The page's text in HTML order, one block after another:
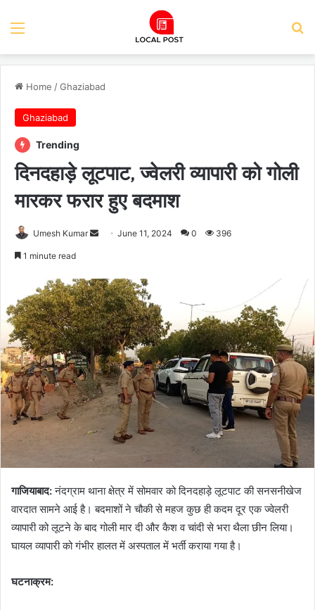
Menu
Home /Ghaziabad
Ghaziabad
Trending
दिनदहाड़े लूटपाट, ज्वेलरी व्यापारी को गोली
मारकर फरार हुए बदमाश
Umesh Kumar
SendJune 11, 2024 0 396
1 minute read
गाजियाबाद:नंदग्राम थाना क्षेत्र में सोमवार को दिनदहाड़े लूटपाट की सनसनीखेज
वारदात सामने आई है। बदमाशों ने चौकी से महज कुछ ही कदम दूर एक ज्वेलरी
व्यापारी को लूटने के बाद गोली मार दी और कैश व चांदी से भरा थैला छीन लिया।
घायल व्यापारी को गंभीर हालत में अस्पताल में भर्ती कराया गया है।
घटनाक्रम: